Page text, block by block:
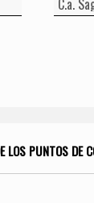
LOS PUNTOS DE